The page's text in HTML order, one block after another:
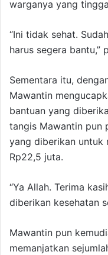
warganya yang
“Ini tidak sehat.
harus segera bantu,”
Sementara itu,
Mawantin
bantuan yang
tangis Mawantin pun
yang diberikan untuk
Rp22,5 juta.
“Ya Allah. Terima
diberikan kesehatan
Mawantin pun
memanjatkan